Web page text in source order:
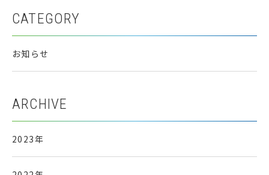
CATEGORY
お知らせ
ARCHIVE
2023年